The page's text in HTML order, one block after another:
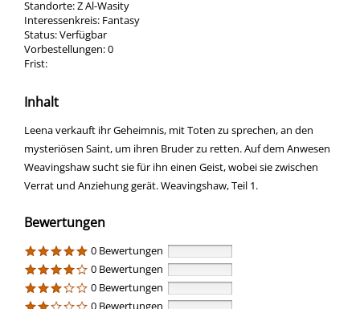
Standorte:Z Al-Wasity
Interessenkreis: Fantasy
Status:Verfügbar
Vorbestellungen:0
Frist:
Inhalt
Leena verkauft ihr Geheimnis, mit Toten zu sprechen, an den
mysteriösen Saint, um ihren Bruder zu retten. Auf dem Anwesen
Weavingshaw sucht sie für ihn einen Geist, wobei sie zwischen
Verrat und Anziehung gerät. Weavingshaw, Teil 1.
Bewertungen
0 Bewertungen
0 Bewertungen
0 Bewertungen
0 Bewertungen